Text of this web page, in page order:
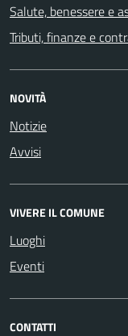
Salute, benessere e
Tributi, finanze e
NOVITÀ
Notizie
Avvisi
VIVERE IL COMUNE
Luoghi
Eventi
CONTATTI